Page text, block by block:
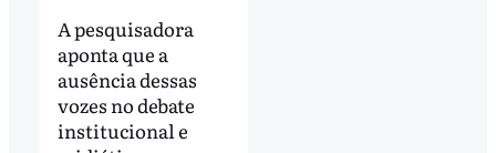
A pesquisadora
aponta que a
ausência dessas
vozes no debate
institucional e